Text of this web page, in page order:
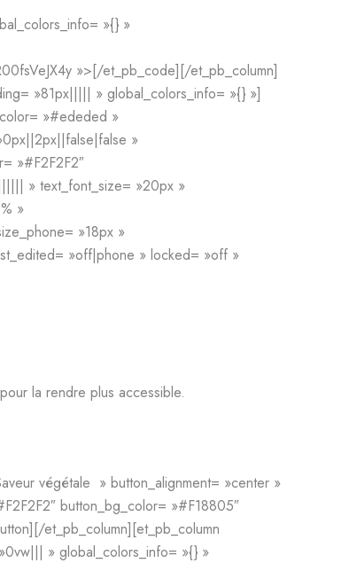
»{} »
»>[/et_pb_code][/et_pb_column]
»81px||||| » global_colors_info= »{} »]
»#ededed »
»
»#F2F2F2″
» text_font_size= »20px »
»
»18px »
»off|phone » locked= »off »
la rendre plus accessible.
végétale » button_alignment= »center »
button_bg_color= »#F18805″
et_pb_column][et_pb_column
» global_colors_info= »{} »